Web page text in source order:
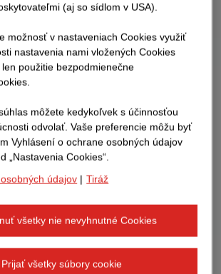
(aj so sídlom v USA).
možnosť v nastaveniach Cookies využiť
nastavenia nami vložených Cookies
použitie bezpodmienečne
môžete kedykoľvek s účinnosťou
odvolať. Vaše preferencie môžu byť
Vyhlásení o ochrane osobných údajov
„Nastavenia Cookies“.
údajov | Tiráž
všetky nie nevyhnutné Cookies
Prijať všetky súbory cookie